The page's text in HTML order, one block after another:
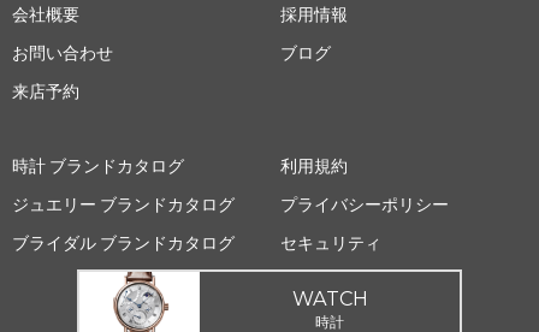
会社概要
お問い合わせ
来店予約
採用情報
ブログ
時計 ブランドカタログ
ジュエリー ブランドカタログ
ブライダル ブランドカタログ
利用規約
プライバシーポリシー
セキュリティ
WATCH
時計